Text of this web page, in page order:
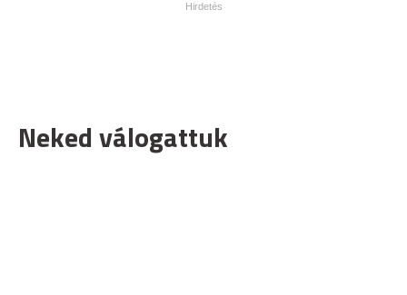
Neked válogattuk